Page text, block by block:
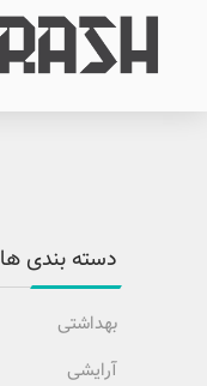
دسته بندی ها
بهداشتی
آرایشی